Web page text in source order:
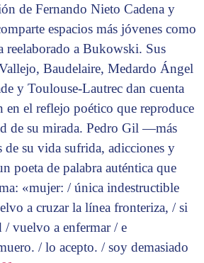
de Fernando Nieto Cadena y
espacios más jóvenes como
reelaborado a Bukowski. Sus
Baudelaire, Medardo Ángel
y Toulouse-Lautrec dan cuenta
en el reflejo poético que reproduce
de su mirada. Pedro Gil —más
de su vida sufrida, adicciones y
poeta de palabra auténtica que
«mujer: / única indestructible
a cruzar la línea fronteriza, / si
/ vuelvo a enfermar / e
/ lo acepto. / soy demasiado